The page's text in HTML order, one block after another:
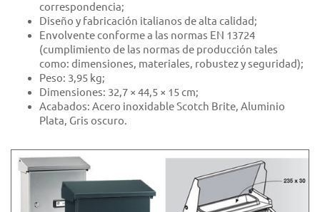
correspondencia;
Diseño y fabricación italianos de alta calidad;
Envolvente conforme a las normas EN 13724
(cumplimiento de las normas de producción tales
como: dimensiones, materiales, robustez y seguridad);
Peso: 3,95 kg;
Dimensiones: 32,7 × 44,5 × 15 cm;
Acabados: Acero inoxidable Scotch Brite, Aluminio
Plata, Gris oscuro.